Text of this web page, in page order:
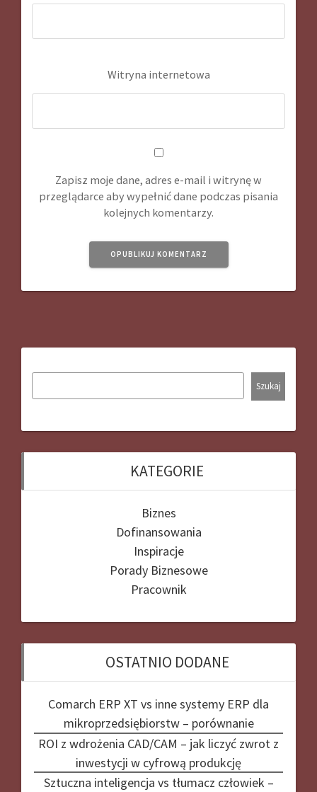
Witryna internetowa
Zapisz moje dane, adres e-mail i witrynę w
przeglądarce aby wypełnić dane podczas pisania
kolejnych komentarzy.
Szukaj
KATEGORIE
Biznes
Dofinansowania
Inspiracje
Porady Biznesowe
Pracownik
OSTATNIO DODANE
Comarch ERP XT vs inne systemy ERP dla
mikroprzedsiębiorstw – porównanie
ROI z wdrożenia CAD/CAM – jak liczyć zwrot z
inwestycji w cyfrową produkcję
Sztuczna inteligencja vs tłumacz człowiek –